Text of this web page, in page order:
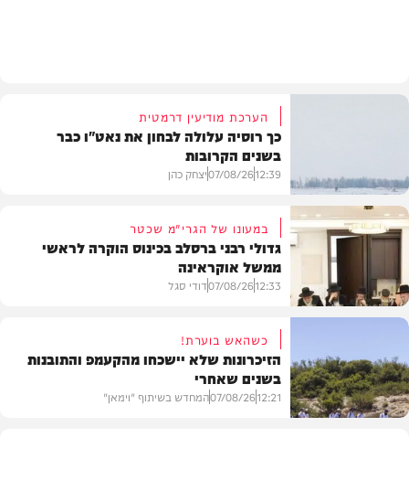
הערכת מודיעין דרמטית
כך רוסיה עלולה לבחון את נאט"ו כבר
בשנים הקרובות
12:39
07/08/26יצחק כהן
חרדים
במעונו של הגרי"מ שכטר
גדולי רבני ברסלב בכינוס הוקרה לראשי
ממשל אוקראינה
12:33
07/08/26דודי סגל
כשהאש בוערת!
הזיכרונות שלא יישכחו מהקעמפ והתובנות
בשנים שאחרי
12:21
07/08/26המחדש בשיתוף "וימאן"